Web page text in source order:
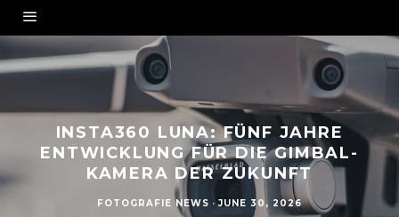
INSTA360 LUNA: FÜNF JAHRE
ENTWICKLUNG FÜR DIE GIMBAL-
KAMERA DER ZUKUNFT
FOTOGRAFIE NEWS · JUNE 30, 2026